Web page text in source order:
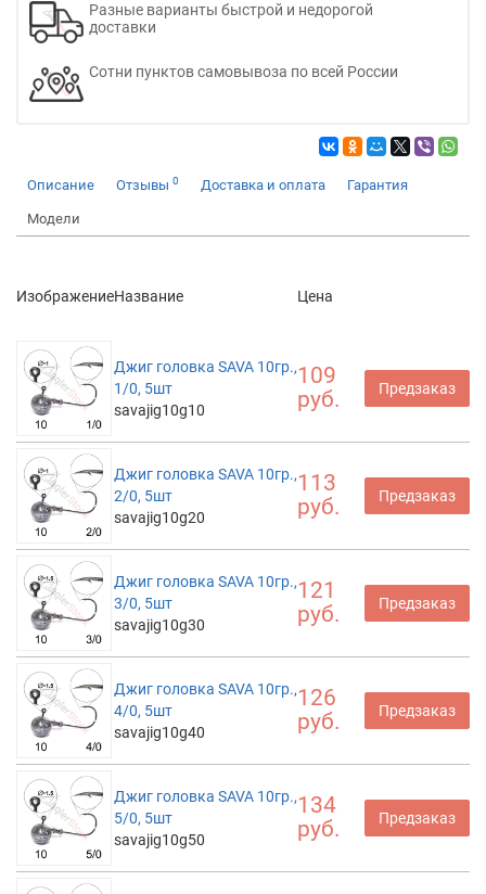
Разные варианты быстрой и недорогой
доставки
Сотни пунктов самовывоза по всей России
Описание Отзывы 0 Доставка и оплата Гарантия
Модели
ИзображениеНазвание Цена
Джиг головка SAVA 10гр.,
1/0, 5шт
savajig10g10
109
руб.
Предзаказ
Джиг головка SAVA 10гр.,
2/0, 5шт
savajig10g20
113
руб.
Предзаказ
Джиг головка SAVA 10гр.,
3/0, 5шт
savajig10g30
121
руб.
Предзаказ
Джиг головка SAVA 10гр.,
4/0, 5шт
savajig10g40
126
руб.
Предзаказ
Джиг головка SAVA 10гр.,
5/0, 5шт
savajig10g50
134
руб.
Предзаказ